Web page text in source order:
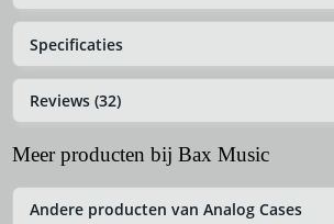
Specificaties
Reviews (32)
Meer producten bij Bax Music
Andere producten van Analog Cases